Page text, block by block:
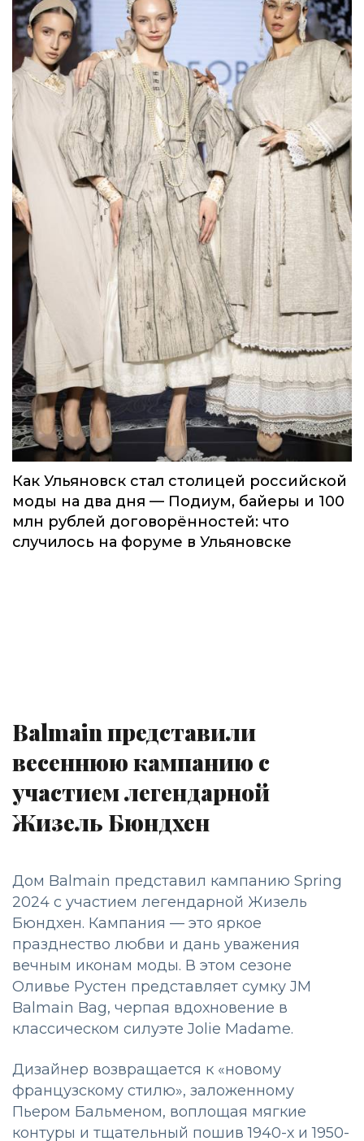
Как Ульяновск стал столицей российской
моды на два дня — Подиум, байеры и 100
млн рублей договорённостей: что
случилось на форуме в Ульяновске
Balmain представили
весеннюю кампанию с
участием легендарной
Жизель Бюндхен
Дом Balmain представил кампанию Spring
2024 с участием легендарной Жизель
Бюндхен. Кампания — это яркое
празднество любви и дань уважения
вечным иконам моды. В этом сезоне
Оливье Рустен представляет сумку JM
Balmain Bag, черпая вдохновение в
классическом силуэте Jolie Madame.
Дизайнер возвращается к «новому
французскому стилю», заложенному
Пьером Бальменом, воплощая мягкие
контуры и тщательный пошив 1940-х и 1950-